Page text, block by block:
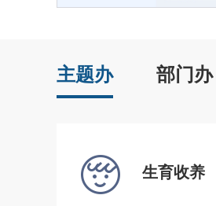
主题办 部门办
生育收养